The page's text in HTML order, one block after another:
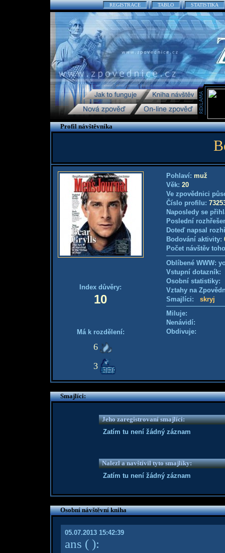
REGISTRACE TABLO STATISTIKA
Profil návštěvníka
Index důvěry:
10
Má k rozdělení:
6
3
Pohlaví: muž
Věk: 20
Ve zpovědnici
Číslo profilu:
Naposledy se
Poslední
Doteď napsal
Bodování aktivity:
Počet návštěv
Oblíbené WWW:
Vstupní
Osobní
Vztahy na
Smajlíci: skryj
Miluje:
Nenávidí:
Obdivuje:
Smajlíci:
Jeho zaregistrovaní smajlíci:
Zatím tu není žádný záznam
Nalezl a navštívil tyto smajlíky:
Zatím tu není žádný záznam
Osobní návštěvní kniha
05.07.2013 15:42:39
ans ( ):